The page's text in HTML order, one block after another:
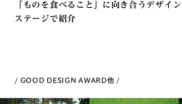
「ものを食べること」に向き合うデザイ
ステージで紹介
GOOD DESIGN AWARD他